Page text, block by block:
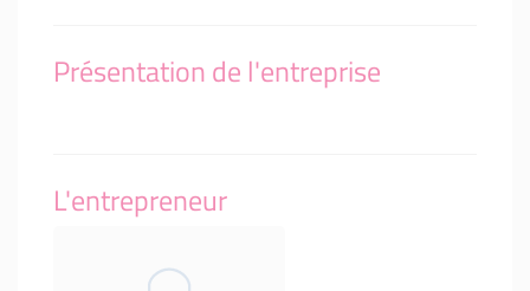
Présentation de l'entreprise
L'entrepreneur